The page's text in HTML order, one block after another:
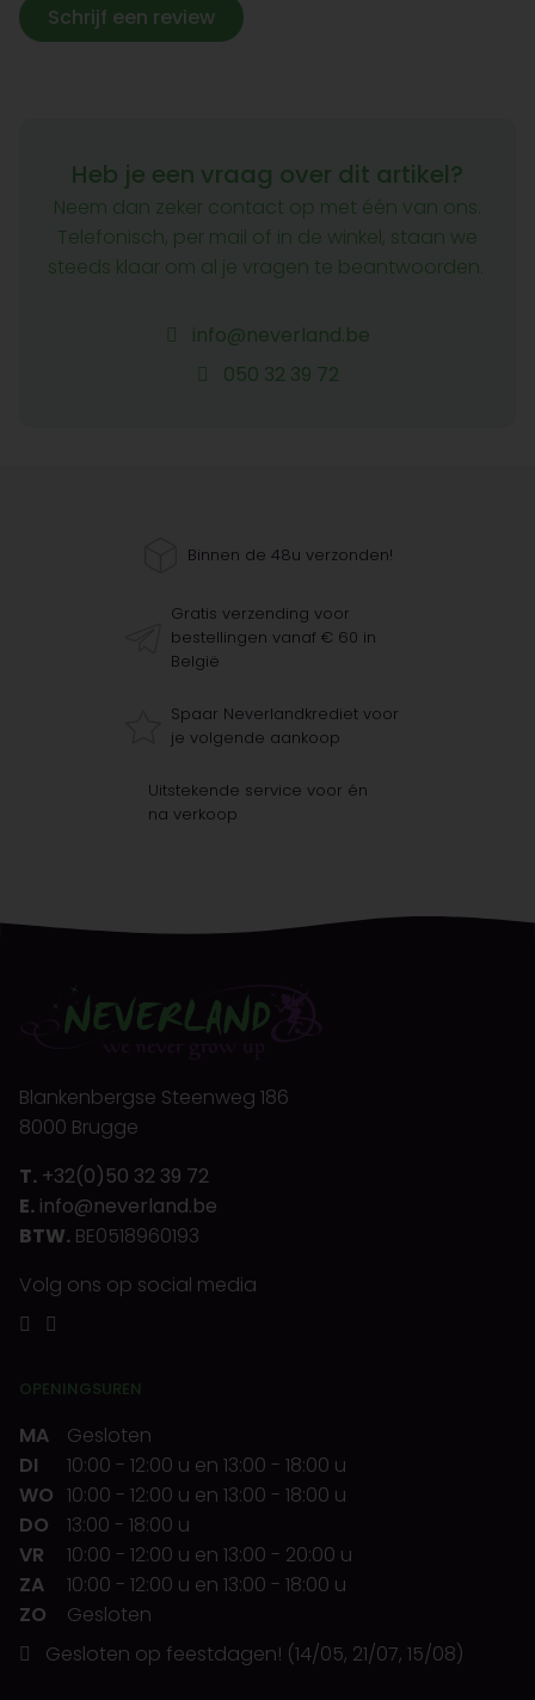
Schrijf een review
Heb je een vraag over dit artikel?
Neem dan zeker contact op met één van ons.
Telefonisch, per mail of in de winkel, staan we
steeds klaar om al je vragen te beantwoorden.
info@neverland.be
050 32 39 72
Binnen de 48u verzonden!
Gratis verzending voor
bestellingen vanaf € 60 in
België
Spaar Neverlandkrediet voor
je volgende aankoop
Uitstekende service voor én
na verkoop
Blankenbergse Steenweg 186
8000 Brugge
T. +32(0)50 32 39 72
E. info@neverland.be
BTW. BE0518960193
Volg ons op social media
OPENINGSUREN
MA
Gesloten
DI
10:00 - 12:00 u en 13:00 - 18:00 u
WO 10:00 - 12:00 u en 13:00 - 18:00 u
DO
13:00 - 18:00 u
VR
10:00 - 12:00 u en 13:00 - 20:00 u
ZA
10:00 - 12:00 u en 13:00 - 18:00 u
ZO
Gesloten
Gesloten op feestdagen! (14/05, 21/07, 15/08)